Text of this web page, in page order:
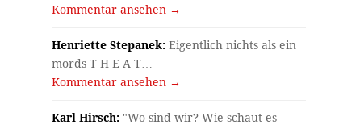
Kommentar ansehen →
Henriette Stepanek: Eigentlich nichts als ein
mords T H E A T…
Kommentar ansehen →
Karl Hirsch: "Wo sind wir? Wie schaut es